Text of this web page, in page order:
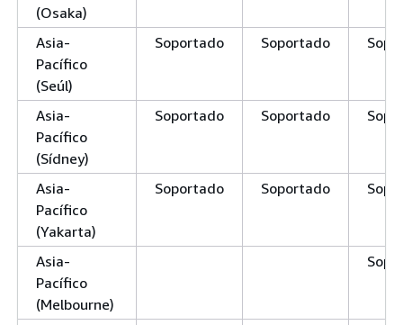
(Osaka)
Asia-
Pacífico
(Seúl)
Soportado Soportado
Asia-
Pacífico
(Sídney)
Soportado Soportado
Asia-
Pacífico
(Yakarta)
Soportado Soportado
Asia-
Pacífico
(Melbourne)